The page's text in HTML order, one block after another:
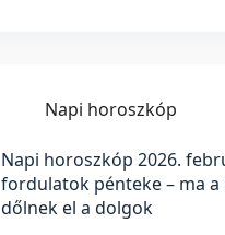
Napi horoszkóp
Napi horoszkóp 2026.
fordulatok pénteke – ma
dőlnek el a dolgok